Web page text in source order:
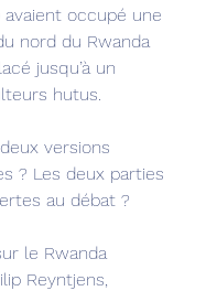
avaient occupé une
nord du Rwanda
jusqu’à un
hutus.
versions
? Les deux parties
au débat ?
le Rwanda
Reyntjens,